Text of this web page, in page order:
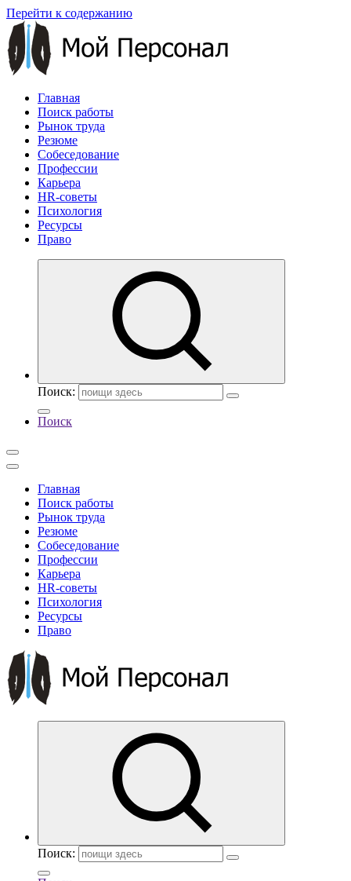
Перейти к содержанию
Главная
Поиск работы
Рынок труда
Резюме
Собеседование
Профессии
Карьера
HR-советы
Психология
Ресурсы
Право
Поиск:
Поиск
Главная
Поиск работы
Рынок труда
Резюме
Собеседование
Профессии
Карьера
HR-советы
Психология
Ресурсы
Право
Поиск: